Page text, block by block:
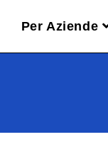
Per Aziende